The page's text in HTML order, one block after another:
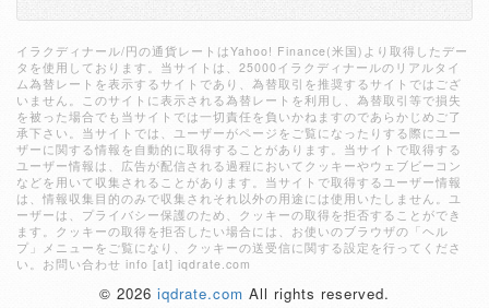
イラクディナール/円の通貨レートはYahoo! Finance(米国)より取得したデー
タを使用しております。当サイトは、25000イラクディナールのリアルタイ
ム為替レートを表示するサイトであり、為替取引を推奨するサイトではござ
いません。このサイトに表示される為替レートを利用し、為替取引等で損失
を被った場合でも当サイトでは一切責任を負いかねますのであらかじめご了
承下さい。当サイトでは、ユーザーがページをご覧になったりする際にユー
ザーに関する情報を自動的に取得することがあります。当サイトで取得する
ユーザー情報は、広告が配信される過程においてクッキーやウェブビーコン
などを用いて収集されることがあります。当サイトで取得するユーザー情報
は、情報収集目的のみで収集されそれ以外の用途には使用いたしません。ユ
ーザーは、プライバシー保護のため、クッキーの取得を拒否することができ
ます。クッキーの取得を拒否したい場合には、お使いのブラウザの「ヘル
プ」メニューをご覧になり、クッキーの送受信に関する設定を行ってくださ
い。お問い合わせ info [at] iqdrate.com
© 2026 iqdrate.com All rights reserved.